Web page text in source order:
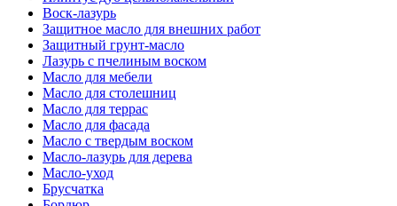
Воск-лазурь
Защитное масло для внешних работ
Защитный грунт-масло
Лазурь с пчелиным воском
Масло для мебели
Масло для столешниц
Масло для террас
Масло для фасада
Масло с твердым воском
Масло-лазурь для дерева
Масло-уход
Брусчатка